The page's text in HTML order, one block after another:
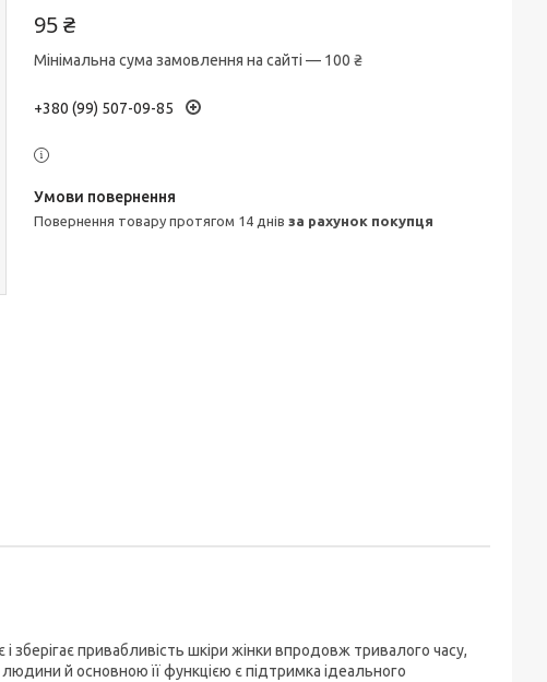
95 ₴
Мінімальна сума замовлення на сайті — 100 ₴
+380 (99) 507-09-85
повернення товару протягом 14 днів за рахунок покупця
привабливість шкіри жінки впродовж тривалого часу,
й основною її функцією є підтримка ідеального